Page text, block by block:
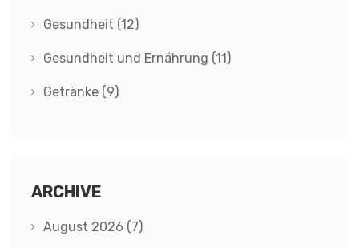
Gesundheit (12)
Gesundheit und Ernährung (11)
Getränke (9)
ARCHIVE
August 2026 (7)